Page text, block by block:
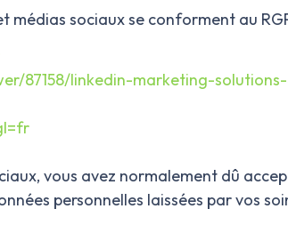
médias sociaux se conforment au
87158/linkedin-marketing-
vous avez normalement dû
personnelles laissées par vos